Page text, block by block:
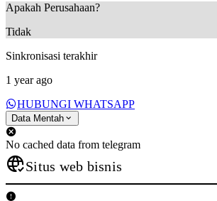
Apakah Perusahaan?
Tidak
Sinkronisasi terakhir
1 year ago
HUBUNGI WHATSAPP
Data Mentah
No cached data from telegram
Situs web bisnis